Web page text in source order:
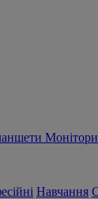
Монітори
Навчання